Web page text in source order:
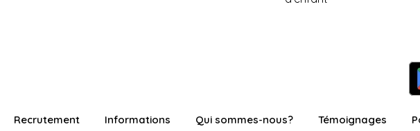
Recrutement Informations Qui sommes-nous? Témoignages